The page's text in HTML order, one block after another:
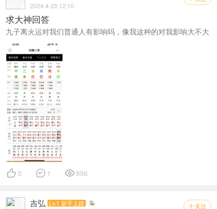
2024-4-20 12:10
求大神回答
九子离火运对我们普通人有影响吗，像我这种的对我影响大不大
 0  1  896
 关注
吉弘 Lv.1 新手上路